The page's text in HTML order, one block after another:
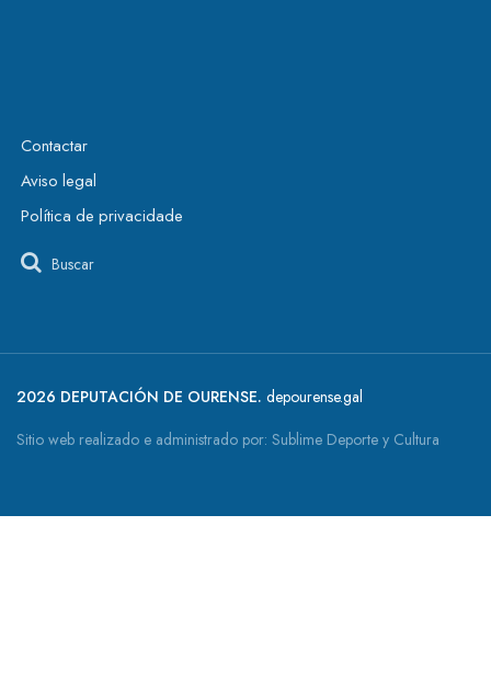
Contactar
Aviso legal
Política de privacidade
Buscar
2026 DEPUTACIÓN DE OURENSE. depourense.gal
Sitio web realizado e administrado por: Sublime Deporte y Cultura